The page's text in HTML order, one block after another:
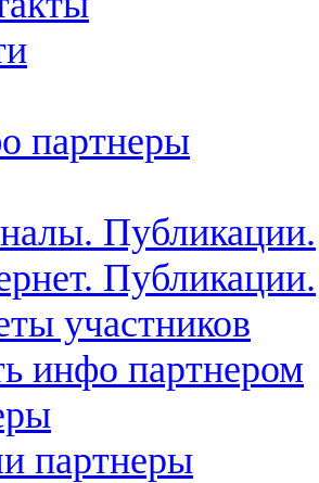
партнеры
Публикации.
Публикации.
участников
инфо партнером
партнеры